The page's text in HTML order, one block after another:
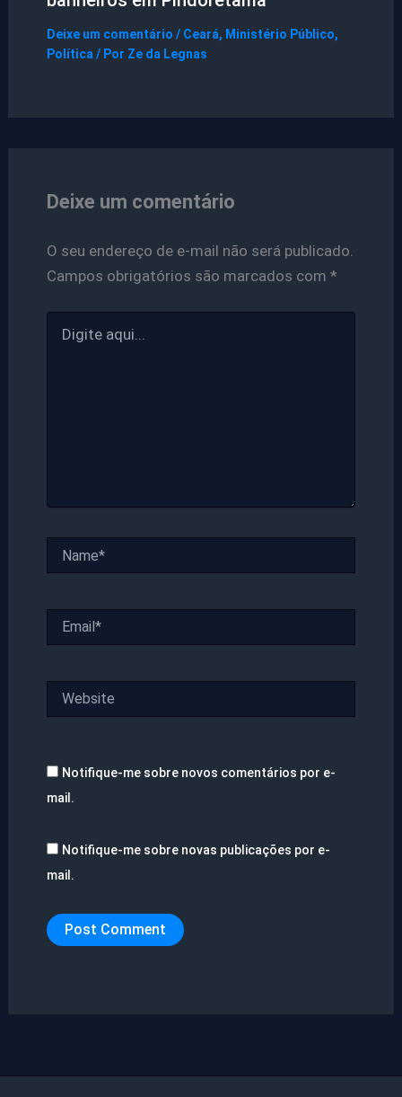
Deixe um comentário / Ceará, Ministério Público,
Política / Por Ze da Legnas
Deixe um comentário
O seu endereço de e-mail não será publicado.
Campos obrigatórios são marcados com *
aqui...
Notifique-me sobre novos comentários por e-
mail.
Notifique-me sobre novas publicações por e-
mail.